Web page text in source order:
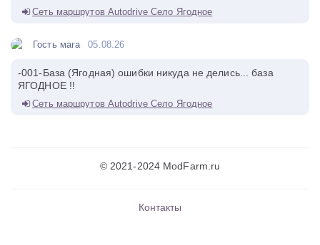
Сеть маршрутов Autodrive Село Ягодное
Гость мага 05.08.26
-001-База (Ягодная) ошибки никуда не делись... база
ЯГОДНОЕ !!
Сеть маршрутов Autodrive Село Ягодное
© 2021-2024 ModFarm.ru
Контакты